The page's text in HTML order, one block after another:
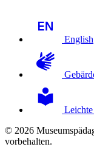
English
© 2026
vorbehalten.